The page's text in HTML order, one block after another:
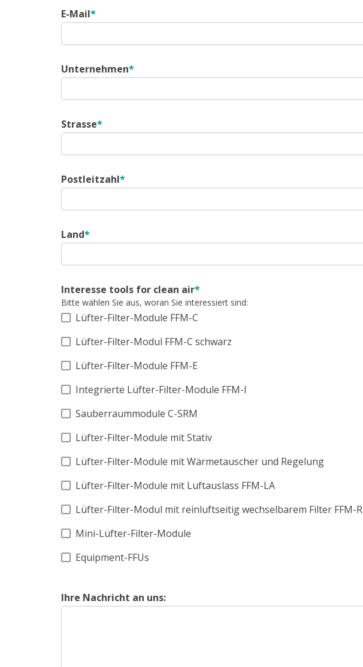
E-Mail*
Unternehmen*
Strasse*
Postleitzahl*
Land*
Interesse tools for clean air*
Bitte wählen Sie aus, woran Sie interessiert sind:
Lüfter-Filter-Module FFM-C
Lüfter-Filter-Modul FFM-C schwarz
Lüfter-Filter-Module FFM-E
Integrierte Lüfter-Filter-Module FFM-I
Sauberraummodule C-SRM
Lüfter-Filter-Module mit Stativ
Lüfter-Filter-Module mit Wärmetauscher und Regelung
Lüfter-Filter-Module mit Luftauslass FFM-LA
Lüfter-Filter-Modul mit reinluftseitig wechselbarem Filter FFM-R
Mini-Lüfter-Filter-Module
Equipment-FFUs
Ihre Nachricht an uns: